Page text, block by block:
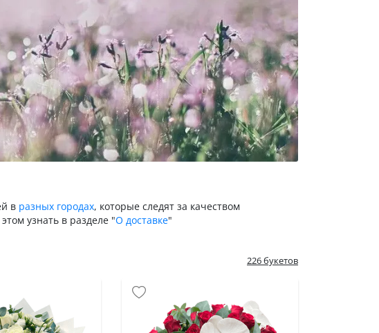
в разных городах, которые следят за качеством
узнать в разделе "О доставке"
226 букетов